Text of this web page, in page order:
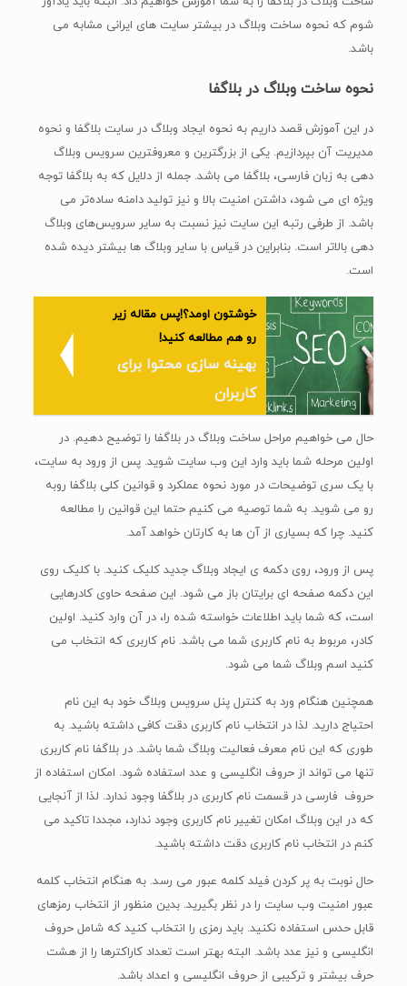
شوم که نحوه ساخت وبلاگ در بیشتر سایت های ایرانی مشابه می
باشد.
نحوه ساخت وبلاگ در بلاگفا
در این آموزش قصد داریم به نحوه ایجاد وبلاگ در سایت بلاگفا و نحوه
مدیریت آن بپردازیم. یکی از بزرگترین و معروفترین سرویس‌ وبلاگ
دهی به زبان فارسی، بلاگفا می باشد. جمله از دلایل که به بلاگفا توجه
ویژه ای می شود، داشتن امنیت بالا و نیز تولید دامنه ساده‌تر می
باشد. از طرفی رتبه این سایت نیز نسبت به سایر سرویس‌های وبلاگ
دهی بالاتر است. بنابراین در قیاس با سایر وبلاگ ها بیشتر دیده شده
است.
خوشتون اومد؟!پس مقاله زیر
رو هم مطالعه کنید!
بهینه‌ سازی محتوا برای
کاربران
حال می خواهیم مراحل ساخت وبلاگ در بلاگفا را توضیح دهیم. در
اولین مرحله شما باید وارد این وب سایت شوید. پس از ورود به سایت،
با یک سری توضیحات در مورد نحوه عملکرد و قوانین کلی بلاگفا روبه
رو می شوید. به شما توصیه می کنیم حتما این قوانین را مطالعه
کنید. چرا که بسیاری از آن ها به کارتان خواهد آمد.
پس از ورود، روی دکمه ی ایجاد وبلاگ جدید کلیک کنید. با کلیک روی
این دکمه صفحه ای برایتان باز می شود. این صفحه حاوی کادرهایی
است، که شما باید اطلاعات خواسته شده را، در آن وارد کنید. اولین
کادر، مربوط به نام کاربری شما می باشد. نام کاربری که انتخاب می
کنید اسم وبلاگ شما می شود.
همچنین هنگام ورد به کنترل پنل سرویس وبلاگ خود به این نام
احتیاج دارید. لذا در انتخاب نام کاربری دقت کافی داشته باشید. به
طوری که این نام معرف فعالیت وبلاگ شما باشد. در بلاگفا نام کاربری
تنها می تواند از حروف انگلیسی و عدد استفاده شود. امکان استفاده از
حروف فارسی در قسمت نام کاربری در بلاگفا وجود ندارد. لذا از آنجایی
که در این وبلاگ امکان تغییر نام کاربری وجود ندارد، مجددا تاکید می
کنم در انتخاب نام کاربری دقت داشته باشید.
حال نوبت به پر کردن فیلد کلمه عبور می رسد. به هنگام انتخاب کلمه
عبور امنیت وب سایت را در نظر بگیرید. بدین منظور از انتخاب رمز‌های
قابل حدس استفاده نکنید. باید رمزی را انتخاب کنید که شامل حروف
انگلیسی و نیز عدد باشد. البته بهتر است تعداد کاراکترها را از هشت
حرف بیشتر و ‌ترکیبی از حروف انگلیسی و اعداد باشد.